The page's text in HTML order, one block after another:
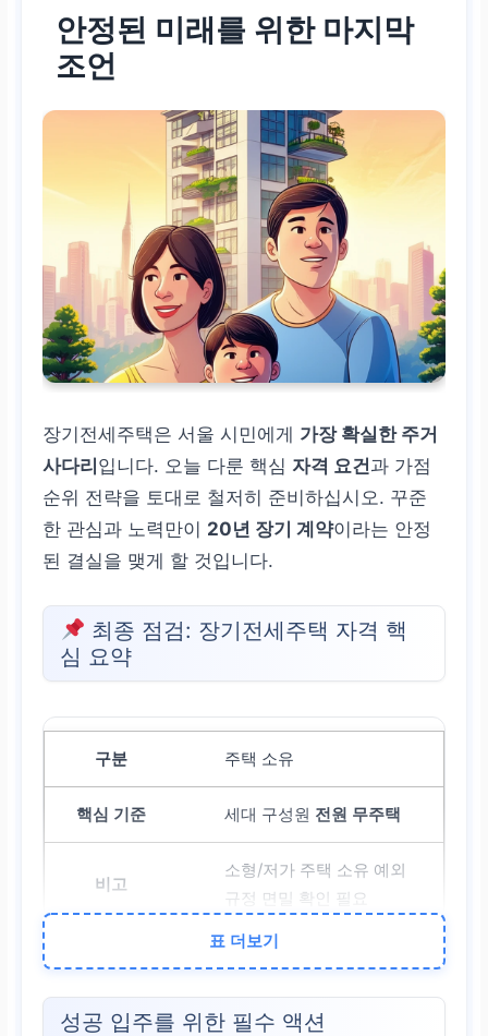
안정된 미래를 위한 마지막
조언
장기전세주택은 서울 시민에게 가장 확실한 주거
사다리 입니다. 오늘 다룬 핵심 자격 요건과 가점
순위 전략을 토대로 철저히 준비하십시오. 꾸준
한 관심과 노력만이 20년 장기 계약이라는 안정
된 결실을 맺게 할 것입니다.
최종 점검: 장기전세주택 자격 핵
심 요약
주택 소유
세대 구성원 전원 무주택
소형/저가 주택 소유 예외
규정 면밀 확인 필요
소득 기준
도시근로자 월평균 소득
표 더보기
성공 입주를 위한 필수 액션